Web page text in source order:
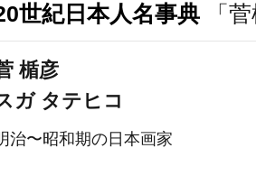
世紀日本人名事典 「
楯彦
ガ タテヒコ
治〜昭和期の日本画家